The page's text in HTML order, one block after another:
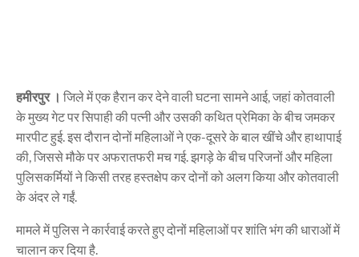
हमीरपुर । जिले में एक हैरान कर देने वाली घटना सामने आई, जहां कोतवाली
के मुख्य गेट पर सिपाही की पत्नी और उसकी कथित प्रेमिका के बीच जमकर
मारपीट हुई. इस दौरान दोनों महिलाओं ने एक-दूसरे के बाल खींचे और हाथापाई
की, जिससे मौके पर अफरातफरी मच गई. झगड़े के बीच परिजनों और महिला
पुलिसकर्मियों ने किसी तरह हस्तक्षेप कर दोनों को अलग किया और कोतवाली
के अंदर ले गईं.
मामले में पुलिस ने कार्रवाई करते हुए दोनों महिलाओं पर शांति भंग की धाराओं में
चालान कर दिया है.